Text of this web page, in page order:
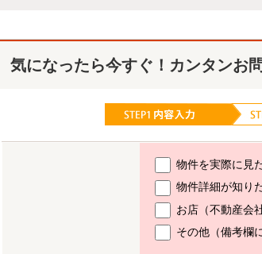
気になったら今すぐ！カンタンお
物件を実際に見
物件詳細が知り
お店（不動産会
その他（備考欄